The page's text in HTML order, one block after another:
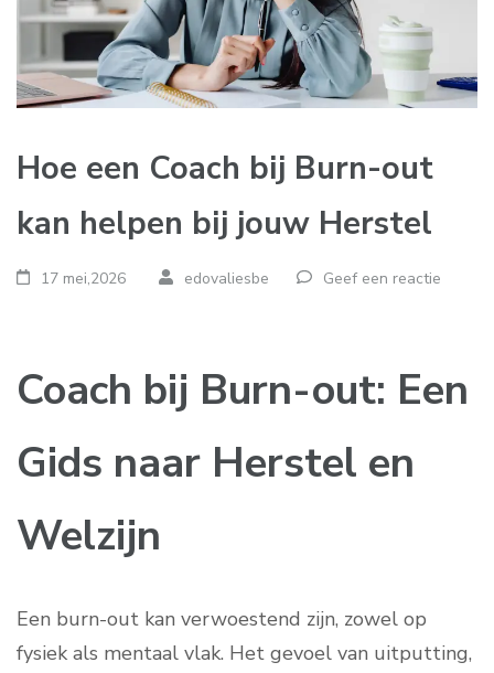
Hoe een Coach bij Burn-out
kan helpen bij jouw Herstel
17 mei,2026 edovaliesbe Geef een reactie
Coach bij Burn-out: Een
Gids naar Herstel en
Welzijn
Een burn-out kan verwoestend zijn, zowel op
fysiek als mentaal vlak. Het gevoel van uitputting,